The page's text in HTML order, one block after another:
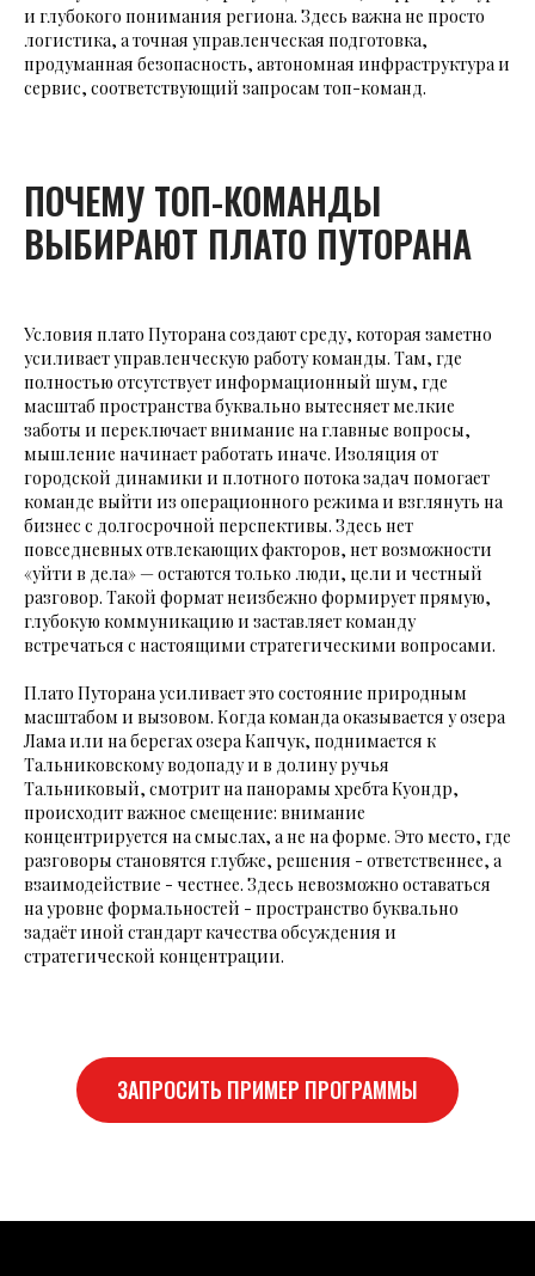
и глубокого понимания региона. Здесь важна не просто
логистика, а точная управленческая подготовка,
продуманная безопасность, автономная инфраструктура и
сервис, соответствующий запросам топ-команд.
ПОЧЕМУ ТОП-КОМАНДЫ
ВЫБИРАЮТ ПЛАТО ПУТОРАНА
Условия плато Путорана создают среду, которая заметно
усиливает управленческую работу команды. Там, где
полностью отсутствует информационный шум, где
масштаб пространства буквально вытесняет мелкие
заботы и переключает внимание на главные вопросы,
мышление начинает работать иначе. Изоляция от
городской динамики и плотного потока задач помогает
команде выйти из операционного режима и взглянуть на
бизнес с долгосрочной перспективы. Здесь нет
повседневных отвлекающих факторов, нет возможности
«уйти в дела» — остаются только люди, цели и честный
разговор. Такой формат неизбежно формирует прямую,
глубокую коммуникацию и заставляет команду
встречаться с настоящими стратегическими вопросами.
Плато Путорана усиливает это состояние природным
масштабом и вызовом. Когда команда оказывается у озера
Лама или на берегах озера Капчук, поднимается к
Тальниковскому водопаду и в долину ручья
Тальниковый, смотрит на панорамы хребта Куондр,
происходит важное смещение: внимание
концентрируется на смыслах, а не на форме. Это место, где
разговоры становятся глубже, решения - ответственнее, а
взаимодействие - честнее. Здесь невозможно оставаться
на уровне формальностей - пространство буквально
задаёт иной стандарт качества обсуждения и
стратегической концентрации.
ЗАПРОСИТЬ ПРИМЕР ПРОГРАММЫ